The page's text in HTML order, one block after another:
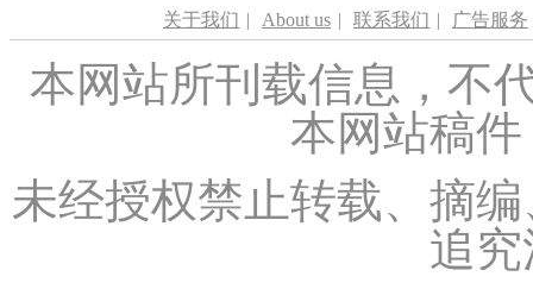
关于我们 | About us | 联系我们 | 广告服务
本网站所刊载信息，不
本网站稿
未经授权禁止转载、摘
追